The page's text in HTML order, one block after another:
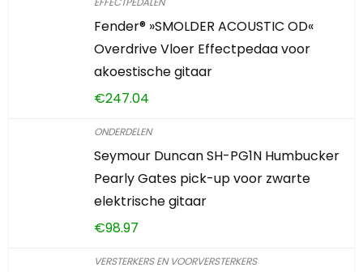
Fender® »SMOLDER ACOUSTIC OD«
Overdrive Vloer Effectpedaa voor
akoestische gitaar
€247.04
ONDERDELEN
Seymour Duncan SH-PG1N Humbucker
Pearly Gates pick-up voor zwarte
elektrische gitaar
€98.97
VERSTERKERS EN VOORVERSTERKERS